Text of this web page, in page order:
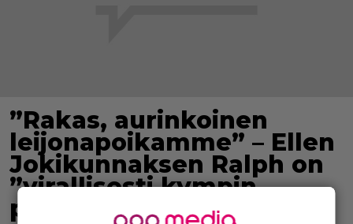
”Rakas, aurinkoinen
leijonapoikamme” – Ellen
Jokikunnaksen Ralph on
”virallisesti kympin
poika”